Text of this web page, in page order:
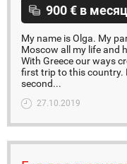
900 € в месяц
My name is Olga. My
Moscow all my life and
With Greece our ways
first trip to this country.
second...
27.10.2019